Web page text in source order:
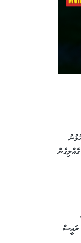
ރައީސް